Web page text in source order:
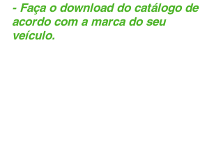
- Faça o download do catálogo de
acordo com a marca do seu
veículo.